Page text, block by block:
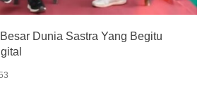
Dunia Sastra Yang Begitu